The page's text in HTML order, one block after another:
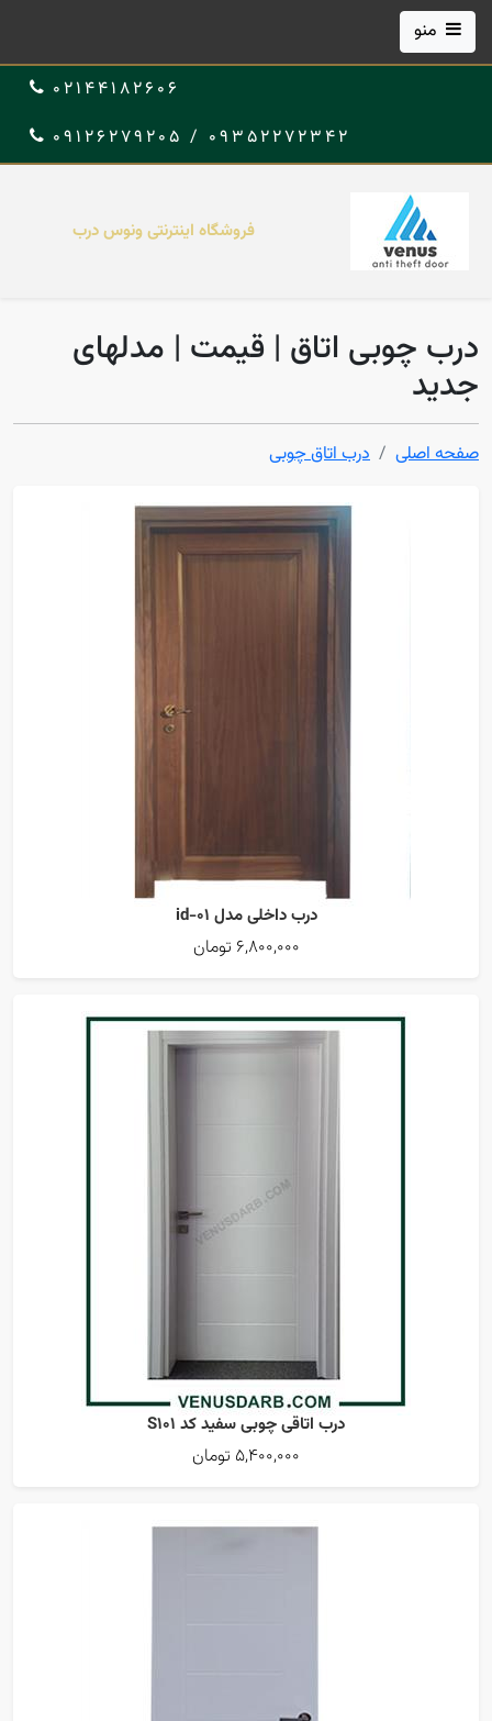
منو
02144182606
09352272342 / 09126279205
فروشگاه اینترنتی ونوس درب
درب چوبی اتاق | قیمت | مدلهای
جدید
صفحه اصلی درب اتاق چوبی
درب داخلی مدل id-01
6,800,000 تومان
درب اتاقی چوبی سفید کد S101
5,400,000 تومان